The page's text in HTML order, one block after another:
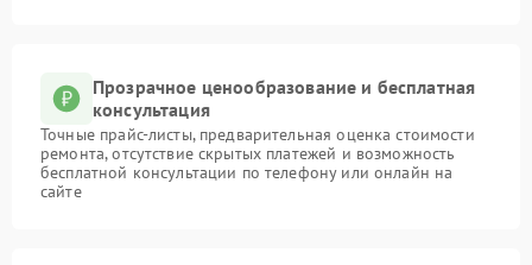
Прозрачное ценообразование и бесплатная
консультация
Точные прайс-листы, предварительная оценка стоимости
ремонта, отсутствие скрытых платежей и возможность
бесплатной консультации по телефону или онлайн на
сайте